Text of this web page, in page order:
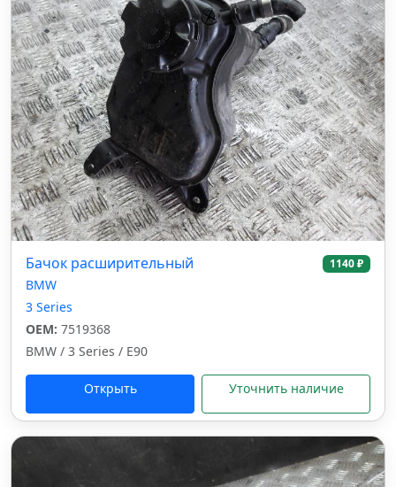
Бачок расширительный 1140 ₽
BMW
3 Series
OEM: 7519368
BMW / 3 Series / E90
Открыть Уточнить наличие